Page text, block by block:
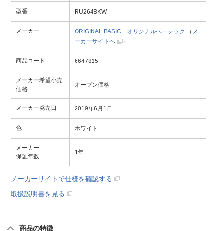
型番 RU264BKW
メーカー ORIGINAL BASIC｜オリジナルベーシック （ メ
ーカーサイトへ
）
商品コード 6647825
メーカー希望小売
価格
オープン価格
メーカー発売日 2019年6月1日
色 ホワイト
メーカー
保証年数
1年
メーカーサイトで仕様を確認する
取扱説明書を見る
商品の特徴